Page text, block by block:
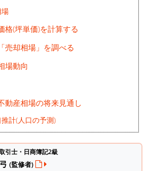
格(坪単価)を計算する
売却相場」を調べる
場動向
動産相場の将来見通し
計(人口の予測)
引士・日商簿記2級
(監修者)